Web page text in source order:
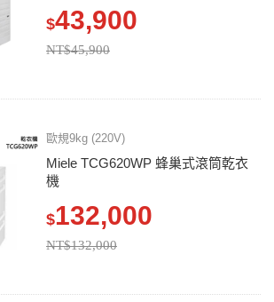
$43,900
NT$45,900
歐規9kg (220V)
Miele TCG620WP 蜂巢式滾筒乾衣
機
$132,000
NT$132,000